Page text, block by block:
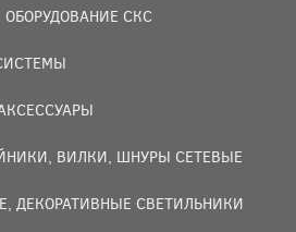
СКС
ВИЛКИ, ШНУРЫ СЕТЕВЫЕ
ДЕКОРАТИВНЫЕ СВЕТИЛЬНИКИ